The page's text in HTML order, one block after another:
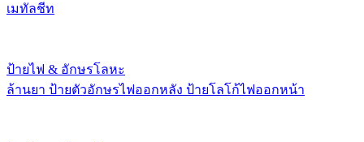
เมทัลชีท
ป้ายไฟ & อักษรโลหะ
ล้านยา ป้ายตัวอักษรไฟออกหลัง ป้ายโลโก้ไฟออกหน้า